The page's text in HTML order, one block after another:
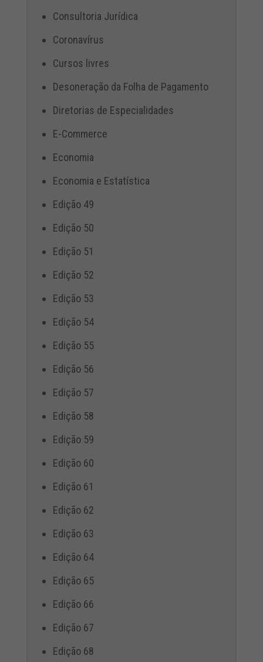
Consultoria Jurídica
Coronavírus
Cursos livres
Desoneração da Folha de Pagamento
Diretorias de Especialidades
E-Commerce
Economia
Economia e Estatística
Edição 49
Edição 50
Edição 51
Edição 52
Edição 53
Edição 54
Edição 55
Edição 56
Edição 57
Edição 58
Edição 59
Edição 60
Edição 61
Edição 62
Edição 63
Edição 64
Edição 65
Edição 66
Edição 67
Edição 68